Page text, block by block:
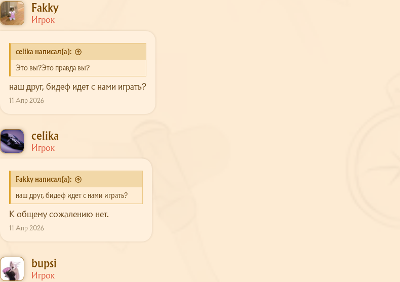
Fakky
Игрок
celika написал(а):
Это вы?Это правда вы?
наш друг, бидеф идет с нами играть?
11 Апр 2026
celika
Игрок
Fakky написал(а):
наш друг, бидеф идет с нами играть?
К общему сожалению нет.
11 Апр 2026
bupsi
Игрок